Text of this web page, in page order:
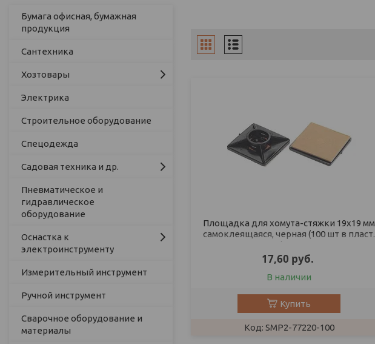
Площадка для хомута-стяжки 19х19 мм
самоклеящаяся, черная (100 шт в пласт.
конт.) STARFIX
17,60 руб.
В наличии
Купить
SMP2-77220-100
Бумага офисная, бумажная
продукция
Сантехника
Хозтовары
Электрика
Строительное оборудование
Спецодежда
Садовая техника и др.
Пневматическое и
гидравлическое
оборудование
Оснастка к
электроинструменту
Измерительный инструмент
Ручной инструмент
Сварочное оборудование и
материалы